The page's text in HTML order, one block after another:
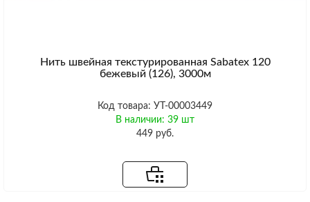
Нить швейная текстурированная Sabatex 120
бежевый (126), 3000м
Код товара: УТ-00003449
В наличии: 39 шт
449 руб.